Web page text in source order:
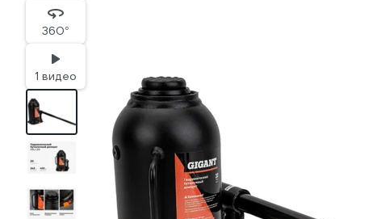
360°
1 видео